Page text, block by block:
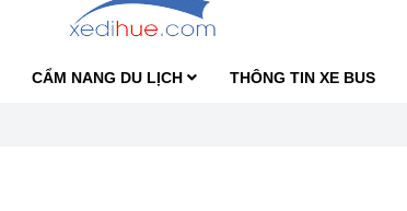
CẨM NANG DU LỊCH THÔNG TIN XE BUS